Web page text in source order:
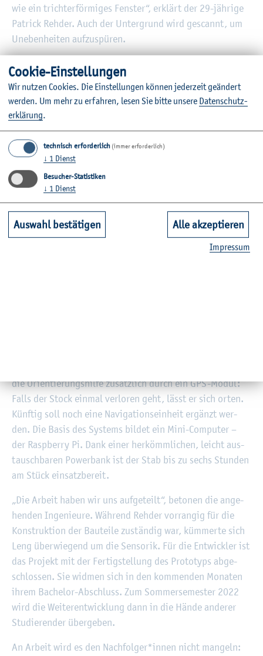
wie ein trich­ter­för­mi­ges Fens­ter“, er­klärt der 29-jäh­ri­ge
Pa­trick Reh­der. Auch der Un­ter­grund wird ge­scannt, um
Un­eben­hei­ten auf­zu­spü­ren.
Sen­so­rik, Pa­trick Reh­der um die Kon­struk­ti­on der Bau­tei­le.
Kommt die Nut­ze­rin oder der Nut­zer einem Hin­der­nis zu
nahe, wei­sen hap­ti­sche, akus­ti­sche und vi­su­el­le Si­gna­le
die Ori­en­tie­rungs­hil­fe zu­sätz­lich durch ein GPS-Modul:
Falls der Stock ein­mal ver­lo­ren geht, lässt er sich orten.
Künf­tig soll noch eine Na­vi­ga­ti­ons­ein­heit er­gänzt wer­
den. Die Basis des Sys­tems bil­det ein Mini-Com­pu­ter –
der Raspber­ry Pi. Dank einer her­kömm­li­chen, leicht aus­
tausch­ba­ren Power­bank ist der Stab bis zu sechs Stun­den
am Stück ein­satz­be­reit.
„Die Ar­beit haben wir uns auf­ge­teilt“, be­to­nen die an­ge­
hen­den In­ge­nieu­re. Wäh­rend Reh­der vor­ran­gig für die
Kon­struk­ti­on der Bau­tei­le zu­stän­dig war, küm­mer­te sich
Leng über­wie­gend um die Sen­so­rik. Für die Ent­wick­ler ist
das Pro­jekt mit der Fer­tig­stel­lung des Pro­to­typs ab­ge­
schlos­sen. Sie wid­men sich in den kom­men­den Mo­na­ten
ihrem Ba­che­lor-Ab­schluss. Zum Som­mer­se­mes­ter 2022
wird die Wei­ter­ent­wick­lung dann in die Hände an­de­rer
Stu­die­ren­der über­ge­ben.
An Ar­beit wird es den Nach­fol­ger*innen nicht man­geln:
Coo­kie-Ein­stel­lun­gen
Wir nut­zen Coo­kies. Die Ein­stel­lun­gen kön­nen je­der­zeit ge­än­dert
wer­den. Um mehr zu er­fah­ren, lesen Sie bitte un­se­re Da­ten­schut­z­
er­klä­rung.
technisch erforderlich (immer erforderlich)
↓ 1 Dienst
Besucher-Statistiken
↓ 1 Dienst
Auswahl bestätigen Alle akzeptieren
Im­pres­sum